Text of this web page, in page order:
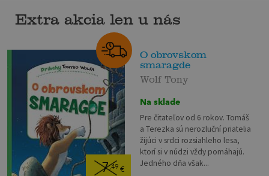
Extra akcia len u nás
7,49 €
O obrovskom
smaragde
Wolf Tony
Na sklade
Pre čitateľov od 6 rokov. Tomáš
a Terezka sú nerozluční priatelia
žijúci v srdci rozsiahleho lesa,
ktorí si v núdzi vždy pomáhajú.
Jedného dňa však...